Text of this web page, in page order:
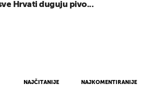
NAJČITANIJE NAJKOMENTIRANIJE
Hrvati duguju pivo...